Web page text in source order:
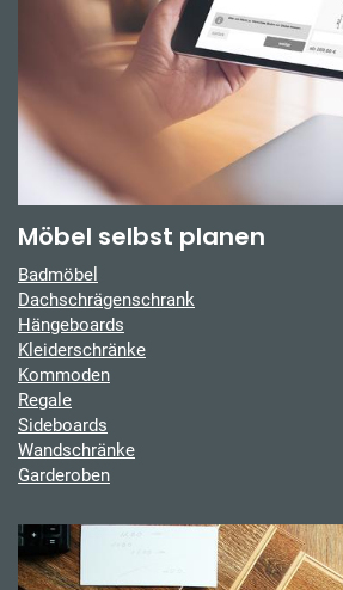
Möbel selbst planen
Badmöbel
Dachschrägenschrank
Hängeboards
Kleiderschränke
Kommoden
Regale
Sideboards
Wandschränke
Garderoben